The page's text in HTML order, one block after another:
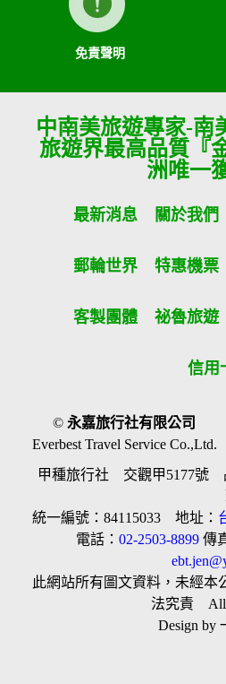
六、接送費：旅遊期間機場、港口
送費用。
七、行李費：團體行李往返機場、
切接送費用及團體行李接送人員之
八、稅捐：各地機場服務稅捐及團
十、保險費：責任保險及履約保證
前項第二款交通運輸費及第五款遊
後經政府機關或經營管理業者公布
應由甲方補足，或由乙方退還。
各項優惠等，詳如附件（報價單）
第九條（旅遊費用所未涵蓋項目）
一、非本旅遊契約所列行程之一切
同購物之報酬、自由活動費、個人
三、未列入旅程之簽證、機票及其
四、建議任意給予隨團領隊人員、
五、保險費：甲方自行投保旅行平
六、其他由乙方代辦代收之費用。
前項第二款、第四款建議給予之小
各觀光地區小費收取狀況及約略金
第十條（組團旅遊最低人數）
本旅遊團須有__10__人以上簽約參
數，乙方應於預訂出發之_45__日
視為七日)通知甲方解除契約；怠
前項組團人數如未記載者，視為無
乙方依第一項規定解除契約後，得
免責聲明
中南美旅遊專家-南
旅遊界最高品質『
洲唯一
最新消息 關於我們
郵輪世界 特惠機票
客製團體 祕魯旅遊
信用
©永嘉旅行社有限公司
Everbest Travel Service Co.,Ltd.
甲種旅行社 交觀甲5177號
統一編號：84115033 地址：
電話：02-2503-8899 傳
此網站所有圖文資料，未經本
法究責
Design by